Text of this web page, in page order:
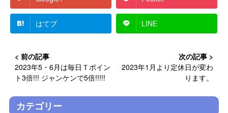
はてブ LINE
2023年5・6月は毎日Ｔポイン
ト3倍!!! ジャンケンで5倍!!!!!
2023年1月より定休日が変わ
ります。
カテゴリー